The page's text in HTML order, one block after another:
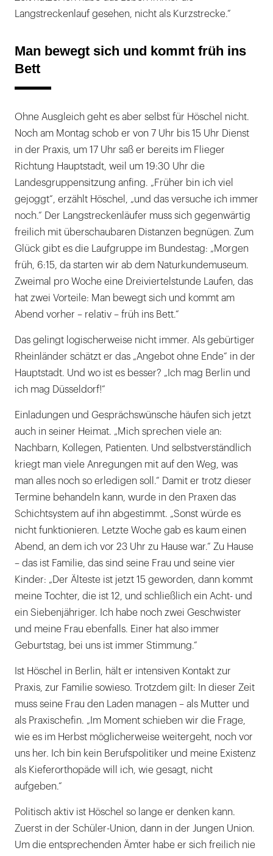
Langstreckenlauf gesehen, nicht als Kurzstrecke.“
Man bewegt sich und kommt früh ins
Bett
Ohne Ausgleich geht es aber selbst für Höschel nicht.
Noch am Montag schob er von 7 Uhr bis 15 Uhr Dienst
in der Praxis, um 17 Uhr saß er bereits im Flieger
Richtung Hauptstadt, weil um 19:30 Uhr die
Landesgruppensitzung anfing. „Früher bin ich viel
gejoggt“, erzählt Höschel, „und das versuche ich immer
noch.“ Der Langstreckenläufer muss sich gegenwärtig
freilich mit überschaubaren Distanzen begnügen. Zum
Glück gibt es die Laufgruppe im Bundestag: „Morgen
früh, 6:15, da starten wir ab dem Naturkundemuseum.
Zweimal pro Woche eine Dreiviertelstunde Laufen, das
hat zwei Vorteile: Man bewegt sich und kommt am
Abend vorher – relativ – früh ins Bett.“
Das gelingt logischerweise nicht immer. Als gebürtiger
Rheinländer schätzt er das „Angebot ohne Ende“ in der
Hauptstadt. Und wo ist es besser? „Ich mag Berlin und
ich mag Düsseldorf!“
Einladungen und Gesprächswünsche häufen sich jetzt
auch in seiner Heimat. „Mich sprechen viele an:
Nachbarn, Kollegen, Patienten. Und selbstverständlich
kriegt man viele Anregungen mit auf den Weg, was
man alles noch so erledigen soll.“ Damit er trotz dieser
Termine behandeln kann, wurde in den Praxen das
Schichtsystem auf ihn abgestimmt. „Sonst würde es
nicht funktionieren. Letzte Woche gab es kaum einen
Abend, an dem ich vor 23 Uhr zu Hause war.“ Zu Hause
– das ist Familie, das sind seine Frau und seine vier
Kinder: „Der Älteste ist jetzt 15 geworden, dann kommt
meine Tochter, die ist 12, und schließlich ein Acht- und
ein Siebenjähriger. Ich habe noch zwei Geschwister
und meine Frau ebenfalls. Einer hat also immer
Geburtstag, bei uns ist immer Stimmung.“
Ist Höschel in Berlin, hält er intensiven Kontakt zur
Praxis, zur Familie sowieso. Trotzdem gilt: In dieser Zeit
muss seine Frau den Laden managen – als Mutter und
als Praxischefin. „Im Moment schieben wir die Frage,
wie es im Herbst möglicherweise weitergeht, noch vor
uns her. Ich bin kein Berufspolitiker und meine Existenz
als Kieferorthopäde will ich, wie gesagt, nicht
aufgeben.“
Politisch aktiv ist Höschel so lange er denken kann.
Zuerst in der Schüler-Union, dann in der Jungen Union.
Um die entsprechenden Ämter habe er sich freilich nie